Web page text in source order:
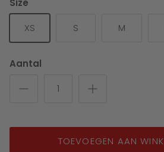
Size
XS S M
Aantal
TOEVOEGEN AAN